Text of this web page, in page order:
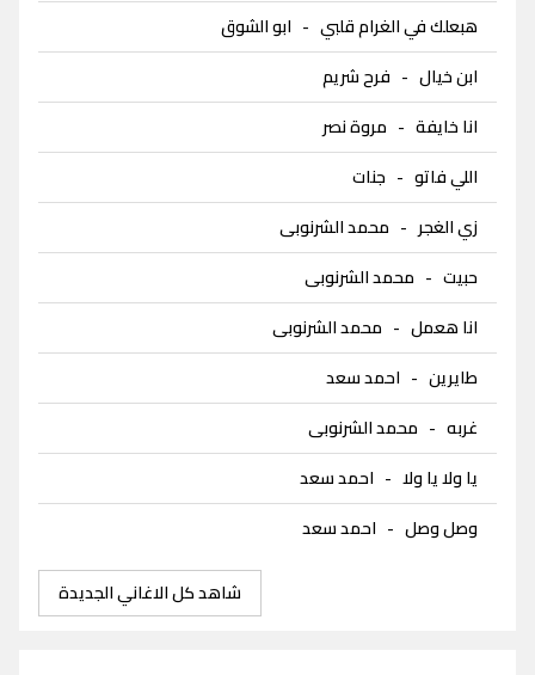
هبعلك في الغرام قلبي - ابو الشوق
ابن خيال - فرح شريم
انا خايفة - مروة نصر
اللي فاتو - جنات
زي الغجر - محمد الشرنوبى
حبيت - محمد الشرنوبى
انا هعمل - محمد الشرنوبى
طايرين - احمد سعد
غربه - محمد الشرنوبى
يا ولا يا ولا - احمد سعد
وصل وصل - احمد سعد
شاهد كل الاغاني الجديدة